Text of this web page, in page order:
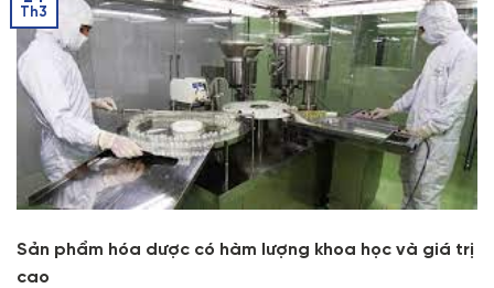
Th3
Sản phẩm hóa dược có hàm lượng khoa học và giá trị
cao